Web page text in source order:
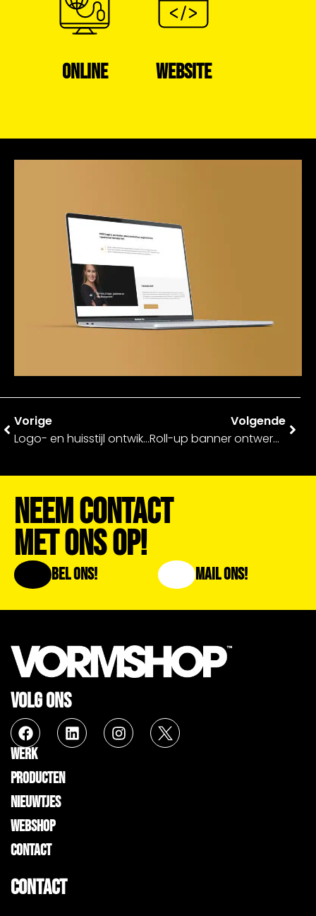
ONLINE WEBSITE
Vorige
Logo- en huisstijl ontwikkeling – HOFF Legal
Volgende
Roll-up banner ontwerp ‘De digitale brigade’ – Stichting De Opbouw
Neem Contact
Met Ons Op!
Bel Ons! Mail Ons!
VOLG ONS
WERK
PRODUCTEN
NIEUWTJES
WEBSHOP
CONTACT
CONTACT